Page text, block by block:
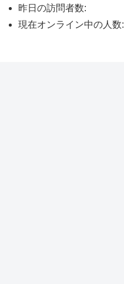
昨日の訪問者数:
現在オンライン中の人数: